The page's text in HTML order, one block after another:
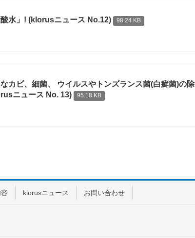
水」! (klorusニュース No.12) 98.24 KB
カビ、細菌、 ウイルスやトンズランス菌(白癬菌)の除
ニュース No. 13)
95.18 KB
klorusニュース お問い合わせ